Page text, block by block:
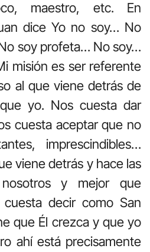
maestro, etc. En
dice Yo no soy… No
soy profeta… No soy…
misión es ser referente
al que viene detrás de
yo. Nos cuesta dar
cuesta aceptar que no
imprescindibles…
viene detrás y hace las
y mejor que
cuesta decir como San
que Él crezca y que yo
ahí está precisamente